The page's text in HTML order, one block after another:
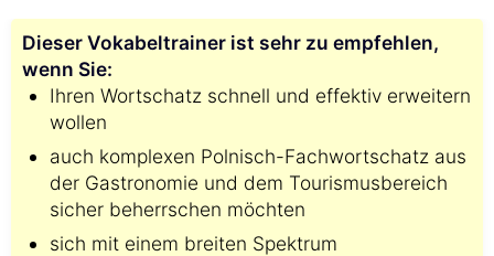
Dieser Vokabeltrainer ist sehr zu empfehlen,
wenn Sie:
Ihren Wortschatz schnell und effektiv erweitern
wollen
auch komplexen Polnisch-Fachwortschatz aus
der Gastronomie und dem Tourismusbereich
sicher beherrschen möchten
sich mit einem breiten Spektrum